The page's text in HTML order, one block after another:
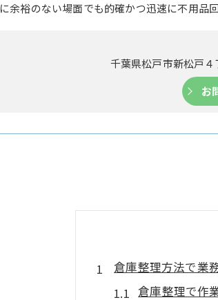
に余裕のない場面でも的確かつ迅速に不用品
千葉県松戸市新松戸
お
倉庫整理方法で業
倉庫整理で作